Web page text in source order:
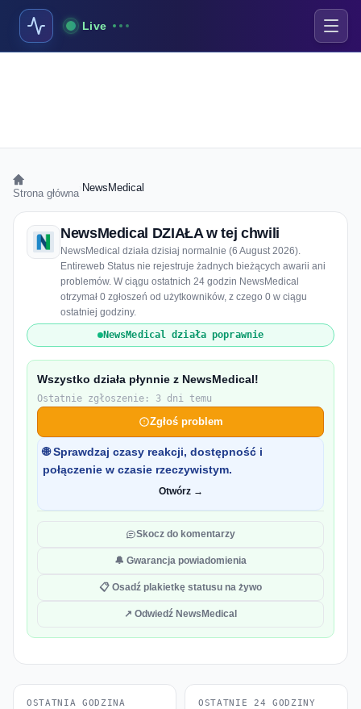
Live
Strona główna NewsMedical
NewsMedical DZIAŁA w tej chwili
NewsMedical działa dzisiaj normalnie (6 August 2026).
Entireweb Status nie rejestruje żadnych bieżących awarii ani
problemów. W ciągu ostatnich 24 godzin NewsMedical
otrzymał 0 zgłoszeń od użytkowników, z czego 0 w ciągu
ostatniej godziny.
NewsMedical działa poprawnie
Wszystko działa płynnie z NewsMedical!
Ostatnie zgłoszenie: 3 dni temu
Zgłoś problem
🌐 Sprawdzaj czasy reakcji, dostępność i
połączenie w czasie rzeczywistym.
Otwórz →
Skocz do komentarzy
🔔 Gwarancja powiadomienia
📋 Osadź plakietkę statusu na żywo
↗ Odwiedź NewsMedical
OSTATNIA GODZINA OSTATNIE 24 GODZINY